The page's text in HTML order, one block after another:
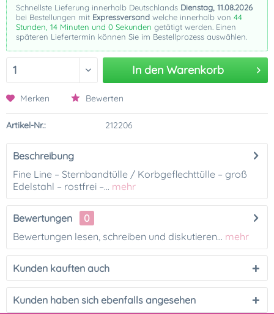
Schnellste Lieferung innerhalb Deutschlands Dienstag, 11.08.2026
bei Bestellungen mit Expressversand welche innerhalb von 44
Stunden, 14 Minuten und 0 Sekunden getätigt werden. Einen
späteren Liefertermin können Sie im Bestellprozess auswählen.
In den Warenkorb
Merken Bewerten
Artikel-Nr.: 212206
Beschreibung
Fine Line – Sternbandtülle / Korbgeflechttülle – groß
Edelstahl – rostfrei –... mehr
Bewertungen
0
Bewertungen lesen, schreiben und diskutieren... mehr
Kunden kauften auch
Kunden haben sich ebenfalls angesehen